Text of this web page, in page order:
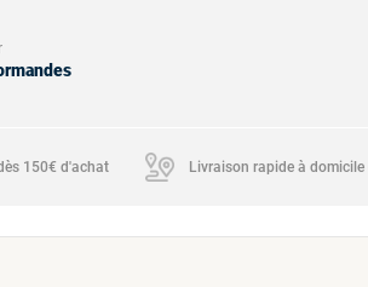
150€ d'achat Livraison rapide à